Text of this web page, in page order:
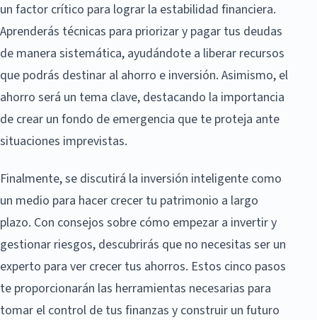
un factor crítico para lograr la estabilidad financiera.
Aprenderás técnicas para priorizar y pagar tus deudas
de manera sistemática, ayudándote a liberar recursos
que podrás destinar al ahorro e inversión. Asimismo, el
ahorro será un tema clave, destacando la importancia
de crear un fondo de emergencia que te proteja ante
situaciones imprevistas.
Finalmente, se discutirá la inversión inteligente como
un medio para hacer crecer tu patrimonio a largo
plazo. Con consejos sobre cómo empezar a invertir y
gestionar riesgos, descubrirás que no necesitas ser un
experto para ver crecer tus ahorros. Estos cinco pasos
te proporcionarán las herramientas necesarias para
tomar el control de tus finanzas y construir un futuro